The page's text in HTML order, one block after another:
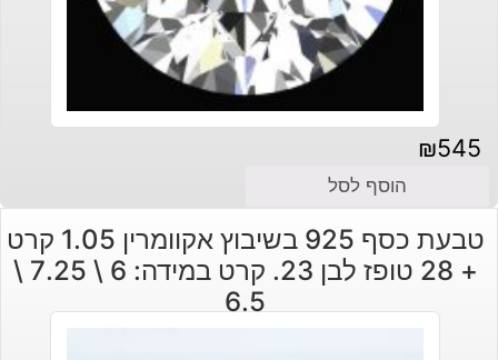
₪545
הוסף לסל
טבעת כסף 925 בשיבוץ אקוומרין 1.05 קרט
+ 28 טופז לבן 23. קרט במידה: 6 \ 7.25 \
6.5